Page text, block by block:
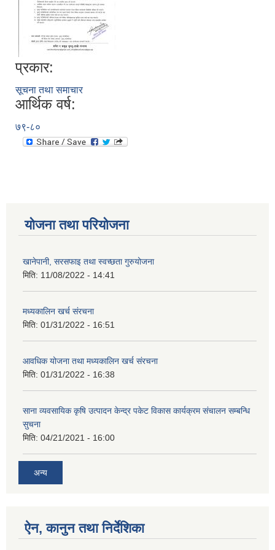
प्रकार:
सूचना तथा समाचार
आर्थिक वर्ष:
७९-८०
योजना तथा परियोजना
खानेपानी, सरसफाइ तथा स्वच्छता गुरुयोजना
मिति: 11/08/2022 - 14:41
मध्यकालिन खर्च संरचना
मिति: 01/31/2022 - 16:51
आवधिक योजना तथा मध्यकालिन खर्च संरचना
मिति: 01/31/2022 - 16:38
साना व्यवसायिक कृषि उत्पादन केन्द्र पकेट विकास कार्यक्रम संचालन सम्बन्धि
सुचना
मिति: 04/21/2021 - 16:00
अन्य
ऐन, कानुन तथा निर्देशिका